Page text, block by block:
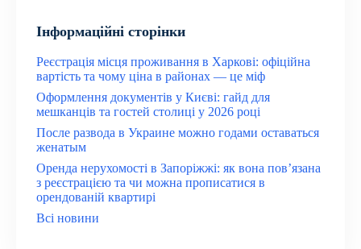
Інформаційні сторінки
Реєстрація місця проживання в Харкові: офіційна
вартість та чому ціна в районах — це міф
Оформлення документів у Києві: гайд для
мешканців та гостей столиці у 2026 році
После развода в Украине можно годами оставаться
женатым
Оренда нерухомості в Запоріжжі: як вона пов’язана
з реєстрацією та чи можна прописатися в
орендованій квартирі
Всі новини